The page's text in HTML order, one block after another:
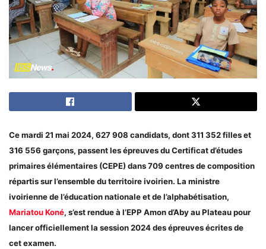
Ce mardi 21 mai 2024, 627 908 candidats, dont 311 352 filles et
316 556 garçons, passent les épreuves du Certificat d’études
primaires élémentaires (CEPE) dans 709 centres de composition
répartis sur l’ensemble du territoire ivoirien. La ministre
ivoirienne de l’éducation nationale et de l’alphabétisation,
Mariatou Koné, s’est rendue à l’EPP Amon d’Aby au Plateau pour
lancer officiellement la session 2024 des épreuves écrites de
cet examen.